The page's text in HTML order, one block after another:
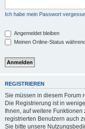
Ich habe mein Passwort
Angemeldet bleiben
Meinen Online-Status
REGISTRIEREN
Sie müssen in diesem Forum
Die Registrierung ist in
Ihnen, auf weitere
registrierten Benutzern auch
Sie bitte unsere